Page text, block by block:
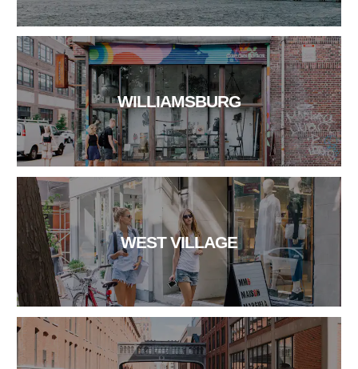
WILLIAMSBURG
WEST VILLAGE